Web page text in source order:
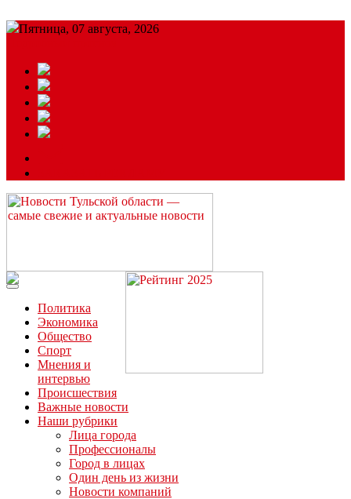
Пятница, 07 августа, 2026
Читайте последние новости дня в Тульской области на сайте
“ЗаНовомосковск”
Политика
Экономика
Общество
Спорт
Мнения и
интервью
Происшествия
Важные новости
Наши рубрики
Лица города
Профессионалы
Город в лицах
Один день из жизни
Новости компаний